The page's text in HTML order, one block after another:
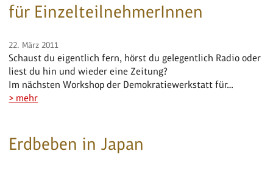
für EinzelteilnehmerInnen
22. März 2011
Schaust du eigentlich fern, hörst du gelegentlich Radio oder
liest du hin und wieder eine Zeitung?
Im nächsten Workshop der Demokratiewerkstatt für…
> mehr
Erdbeben in Japan